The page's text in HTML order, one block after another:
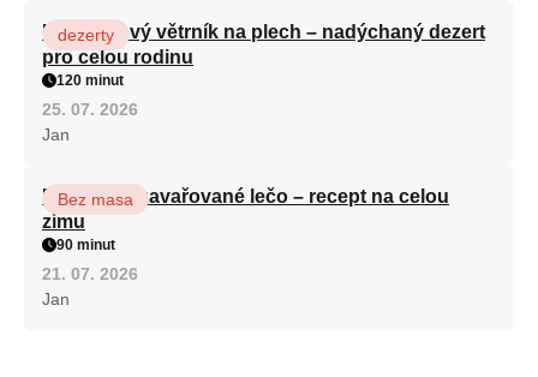
Karamelový větrník na plech – nadýchaný dezert
pro celou rodinu
dezerty
120 minut
25. 07. 2026
Jan
Babiččino zavařované lečo – recept na celou
zimu
Bez masa
90 minut
21. 07. 2026
Jan